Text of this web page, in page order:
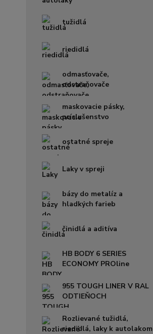
tužidlá
riedidlá
odmasťovače,
odstraňovače
maskovacie pásky,
príslušenstvo
ostatné spreje
Laky v spreji
bázy do metalíz a
hladkých farieb
činidlá a aditíva
HB BODY 6 SERIES
ECONOMY PROline
955 TOUGH LINER V RAL
ODTIEŇOCH
Rozlievané tužidlá,
riedidlá, laky k autolakom